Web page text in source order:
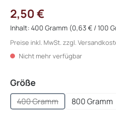
2,50 €
Inhalt: 400 Gramm (0,63 € / 100
Preise inkl. MwSt. zzgl.
Nicht mehr verfügbar
Größe
400 Gramm(Diese Option ist zurzeit
800 Gramm